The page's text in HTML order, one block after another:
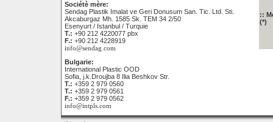
Sociétè mère:
Sendag Plastik Imalat ve Geri Donusum San. Tic. Ltd. Sti.
Akcaburgaz Mh. 1585 Sk. TEM 34 2/50
Esenyurt / Istanbul / Turquie
T.: +90 212 4220077 pbx
F.: +90 212 4228919
info@sendag.com
Bulgarie:
International Plastic OOD
Sofia, j.k.Droujba 8 Ilia Beshkov Str.
T.: +359 2 979 0560
T.: +359 2 979 0561
F.: +359 2 979 0562
info@intpls.com
::
(*)